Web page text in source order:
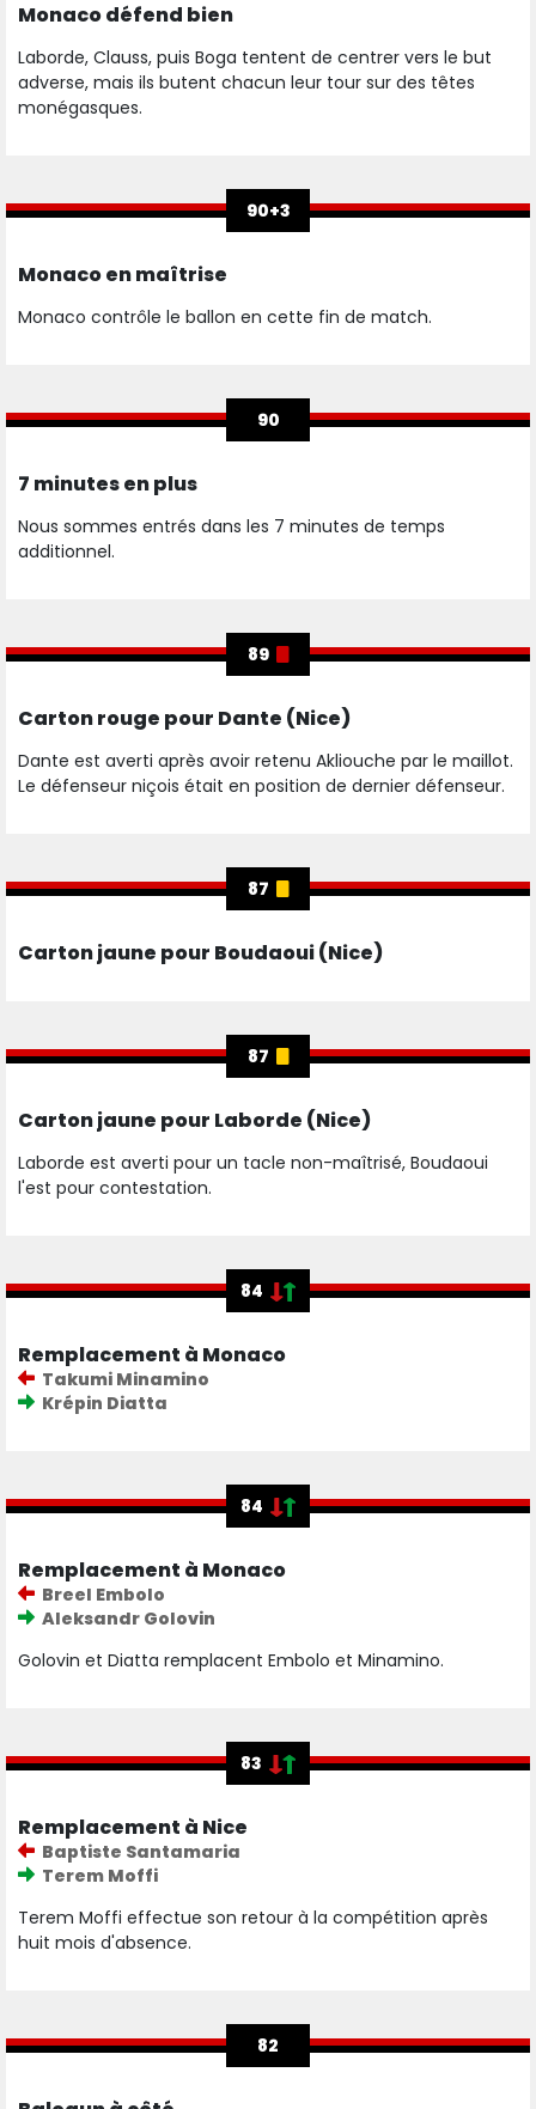
Monaco défend bien
Laborde, Clauss, puis Boga tentent de centrer vers le but
adverse, mais ils butent chacun leur tour sur des têtes
monégasques.
90+3
Monaco en maîtrise
Monaco contrôle le ballon en cette fin de match.
90
7 minutes en plus
Nous sommes entrés dans les 7 minutes de temps
additionnel.
89
Carton rouge pour Dante (Nice)
Dante est averti après avoir retenu Akliouche par le maillot.
Le défenseur niçois était en position de dernier défenseur.
87
Carton jaune pour Boudaoui (Nice)
87
Carton jaune pour Laborde (Nice)
Laborde est averti pour un tacle non-maîtrisé, Boudaoui
l'est pour contestation.
84
Remplacement à Monaco
Takumi Minamino
Krépin Diatta
84
Remplacement à Monaco
Breel Embolo
Aleksandr Golovin
Golovin et Diatta remplacent Embolo et Minamino.
83
Remplacement à Nice
Baptiste Santamaria
Terem Moffi
Terem Moffi effectue son retour à la compétition après
huit mois d'absence.
82